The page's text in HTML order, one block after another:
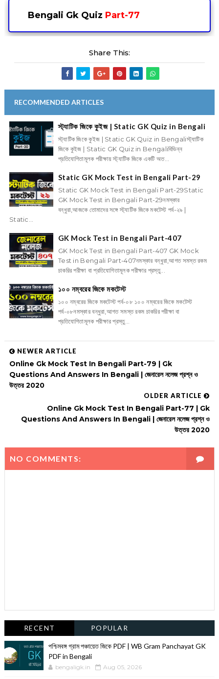
Bengali Gk Quiz Part-77
Share This:
RECOMMENDED ARTICLES
স্ট্যাটিক জিকে কুইজ | Static GK Quiz in Bengali
স্ট্যাটিক জিকে কুইজ | Static GK Quiz in Bengaliস্ট্যাটিক
জিকে কুইজ | Static GK Quiz in Bengaliবিভিন্ন
প্রতিযোগিতামূলক পরীক্ষায় স্ট্যাটিক জিকে একটি অত...
Static GK Mock Test in Bengali Part-29
Static GK Mock Test in Bengali Part-29Static
GK Mock Test in Bengali Part-29নমস্কার
বন্ধুরা,আজকে তোমাদের সঙ্গে স্ট্যাটিক জিকে মকটেস্ট পর্ব-২৯ |
Static...
GK Mock Test in Bengali Part-407
GK Mock Test in Bengali Part-407 GK Mock
Test in Bengali Part-407নমস্কার বন্ধুরা,আগত সমস্ত রকম
চাকরির পরীক্ষা বা প্রতিযোগিতামূলক পরীক্ষার প্রস্তু...
১০০ নম্বরের জিকে মকটেস্ট
১০০ নম্বরের জিকে মকটেস্ট পর্ব-০৮ ১০০ নম্বরের জিকে মকটেস্ট
পর্ব-০৮নমস্কার বন্ধুরা,আগত সমস্ত রকম চাকরির পরীক্ষা বা
প্রতিযোগিতামূলক পরীক্ষার প্রস্তু...
NEWER ARTICLE
Online Gk Mock Test In Bengali Part-79 | Gk
Questions And Answers In Bengali | জেনারেল নলেজ প্রশ্ন ও
উত্তর 2020
OLDER ARTICLE
Online Gk Mock Test In Bengali Part-77 | Gk
Questions And Answers In Bengali | জেনারেল নলেজ প্রশ্ন ও
উত্তর 2020
NO COMMENTS:
RECENT POPULAR
পশ্চিমবঙ্গ গ্রাম পঞ্চায়েত জিকে PDF | WB Gram Panchayat GK
PDF in Bengali
bengaligk.in Aug 05, 2026